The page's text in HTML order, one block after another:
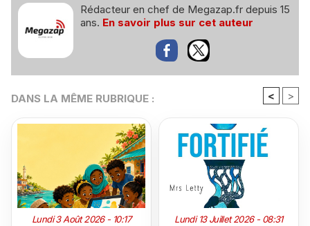
Rédacteur en chef de Megazap.fr depuis 15
ans. En savoir plus sur cet auteur
DANS LA MÊME RUBRIQUE : < >
Lundi 3 Août 2026 - 10:17 Lundi 13 Juillet 2026 - 08:31